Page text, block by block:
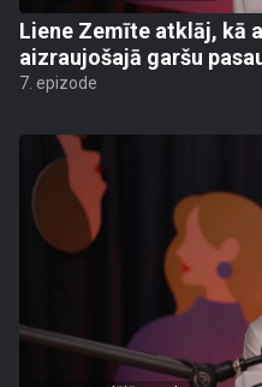
Liene Zemīte atklāj, kā
aizraujošajā garšu
7. epizode